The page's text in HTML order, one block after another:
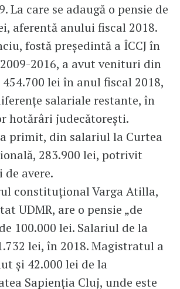
La care se adaugă o pensie de
aferentă anului fiscal 2018.
fostă președintă a ÎCCJ în
2016, a avut venituri din
454.700 lei în anul fiscal 2018,
salariale restante, în
hotărâri judecătorești.
primit, din salariul la Curtea
283.900 lei, potrivit
de avere.
constituțional Varga Atilla,
UDMR, are o pensie „de
100.000 lei. Salariul de la
lei, în 2018. Magistratul a
și 42.000 lei de la
Sapienția Cluj, unde este